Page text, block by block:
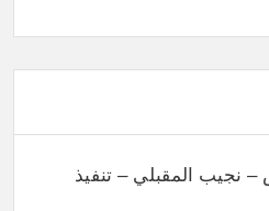
نجيب المقبلي – تنفيذ